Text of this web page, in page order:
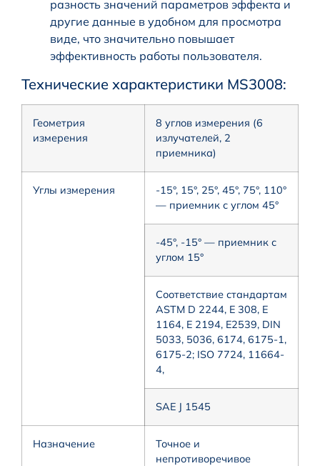
разность значений параметров эффекта и
другие данные в удобном для просмотра
виде, что значительно повышает
эффективность работы пользователя.
Технические характеристики MS3008:
Геометрия
измерения
8 углов измерения (6
излучателей, 2
приемника)
Углы измерения
-15°, 15°, 25°, 45°, 75°, 110°
— приемник с углом 45°
-45°, -15° — приемник с
углом 15°
Соответствие стандартам
ASTM D 2244, E 308, E
1164, E 2194, E2539, DIN
5033, 5036, 6174, 6175-1,
6175-2; ISO 7724, 11664-
4,
SAE J 1545
Назначение
Точное и
непротиворечивое